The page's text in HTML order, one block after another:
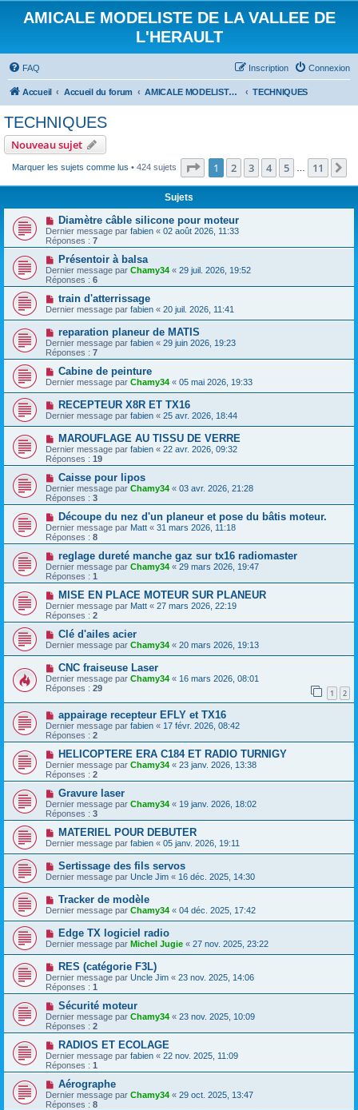
AMICALE MODELISTE DE LA VALLEE DE
L'HERAULT
FAQ Connexion
Inscription
Accueil Accueil du forum AMICALE MODELISTE DE LA VALLEE DE L'HERAULT TECHNIQUES
TECHNIQUES
Nouveau sujet
Marquer les sujets comme lus • 424 sujets Page 1sur11
1 2 3 4 5 11
Sujets
Diamètre câble silicone pour moteur
Dernier message par fabien « 02 août 2026, 11:33
Réponses : 7
Présentoir à balsa
Dernier message par Chamy34 « 29 juil. 2026, 19:52
Réponses : 6
train d'atterrissage
Dernier message par fabien « 20 juil. 2026, 11:41
reparation planeur de MATIS
Dernier message par fabien « 29 juin 2026, 19:23
Réponses : 7
Cabine de peinture
Dernier message par Chamy34 « 05 mai 2026, 19:33
RECEPTEUR X8R ET TX16
Dernier message par fabien « 25 avr. 2026, 18:44
MAROUFLAGE AU TISSU DE VERRE
Dernier message par fabien « 22 avr. 2026, 09:32
Réponses : 19
Caisse pour lipos
Dernier message par Chamy34 « 03 avr. 2026, 21:28
Réponses : 3
Découpe du nez d'un planeur et pose du bâtis moteur.
Dernier message par Matt « 31 mars 2026, 11:18
Réponses : 8
reglage dureté manche gaz sur tx16 radiomaster
Dernier message par Chamy34 « 29 mars 2026, 19:47
Réponses : 1
MISE EN PLACE MOTEUR SUR PLANEUR
Dernier message par Matt « 27 mars 2026, 22:19
Réponses : 2
Clé d'ailes acier
Dernier message par Chamy34 « 20 mars 2026, 19:13
CNC fraiseuse Laser
Dernier message par Chamy34 « 16 mars 2026, 08:01
Réponses : 29 1 2
appairage recepteur EFLY et TX16
Dernier message par fabien « 17 févr. 2026, 08:42
Réponses : 2
HELICOPTERE ERA C184 ET RADIO TURNIGY
Dernier message par Chamy34 « 23 janv. 2026, 13:38
Réponses : 2
Gravure laser
Dernier message par Chamy34 « 19 janv. 2026, 18:02
Réponses : 3
MATERIEL POUR DEBUTER
Dernier message par fabien « 05 janv. 2026, 19:11
Sertissage des fils servos
Dernier message par Uncle Jim « 16 déc. 2025, 14:30
Tracker de modèle
Dernier message par Chamy34 « 04 déc. 2025, 17:42
Edge TX logiciel radio
Dernier message par Michel Jugie « 27 nov. 2025, 23:22
RES (catégorie F3L)
Dernier message par Uncle Jim « 23 nov. 2025, 14:06
Réponses : 1
Sécurité moteur
Dernier message par Chamy34 « 23 nov. 2025, 10:09
Réponses : 2
RADIOS ET ECOLAGE
Dernier message par fabien « 22 nov. 2025, 11:09
Réponses : 1
Aérographe
Dernier message par Chamy34 « 29 oct. 2025, 13:47
Réponses : 8